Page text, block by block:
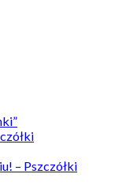
– Pszczółki